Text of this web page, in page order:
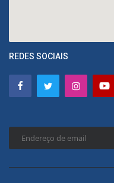
REDES SOCIAIS